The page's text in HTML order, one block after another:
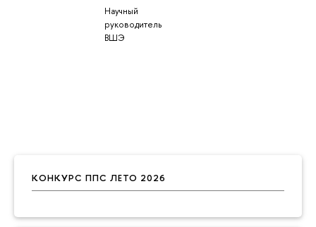
КОНКУРС ППС ЛЕТО 2026
Научный
руководитель
ВШЭ